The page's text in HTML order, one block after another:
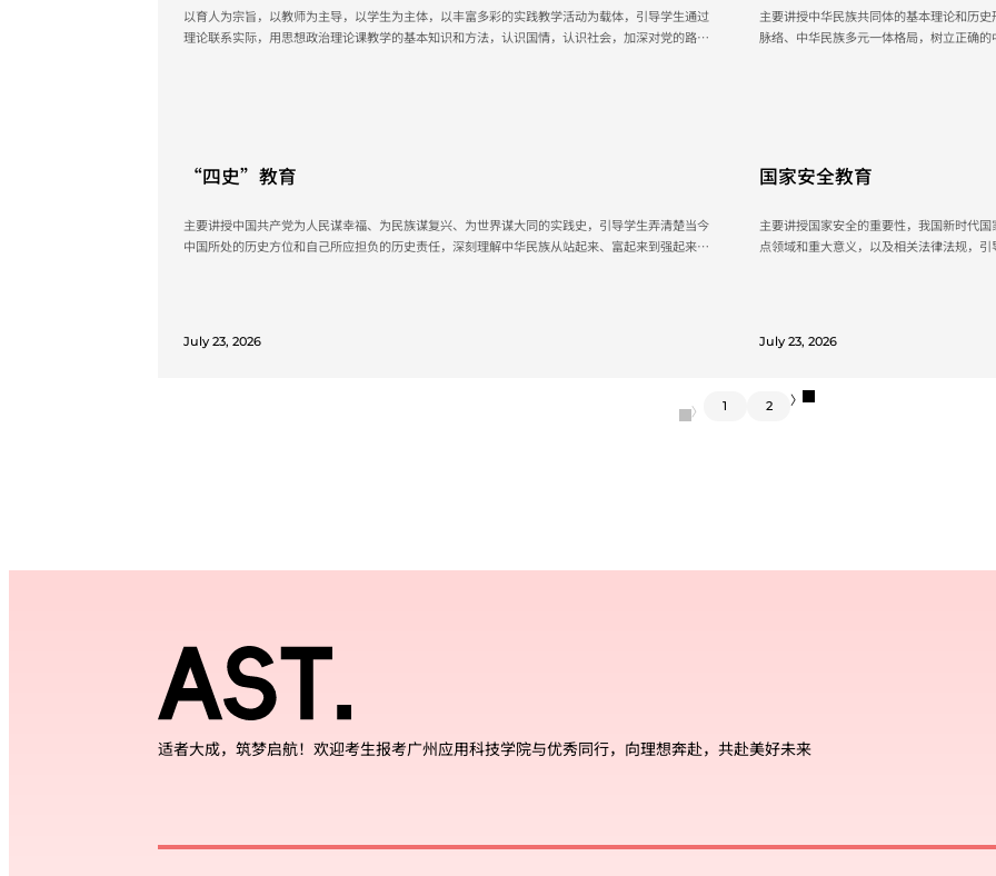
以育人为宗旨，以教师为主导，以学生为主体，以丰富多彩的实践教学活动为载体，引导学生通过
理论联系实际，用思想政治理论课教学的基本知识和方法，认识国情，认识社会，加深对党的路
主要讲授中华民族共同体的基本理论和历
脉络、中华民族多元一体格局，树立正确
“四史”教育
主要讲授中国共产党为人民谋幸福、为民族谋复兴、为世界谋大同的实践史，引导学生弄清楚当今
中国所处的历史方位和自己所应担负的历史责任，深刻理解中华民族从站起来、富起来到强起来的
July 23, 2026
国家安全教育
主要讲授国家安全的重要性，我国新时代
点领域和重大意义，以及相关法律法规，
July 23, 2026
〈 1 2 〉
适者大成，筑梦启航！欢迎考生报考广州应用科技学院与优秀同行，向理想奔赴，共赴美好未来